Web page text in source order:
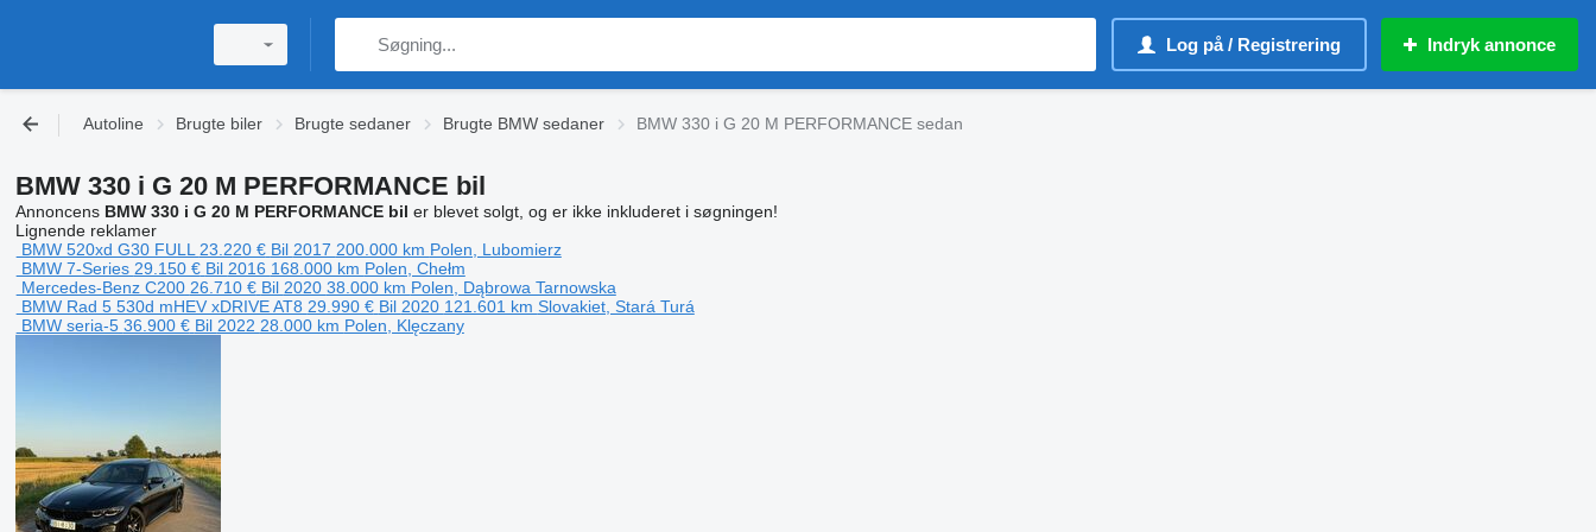
Log på / Registrering Indryk annonce
Autoline Brugte biler Brugte sedaner Brugte BMW sedaner BMW 330 i G 20 M PERFORMANCE sedan
BMW 330 i G 20 M PERFORMANCE bil
Annoncens BMW 330 i G 20 M PERFORMANCE bil er blevet solgt, og er ikke inkluderet i søgningen!
Lignende reklamer
BMW 520xd G30 FULL 23.220 € Bil 2017 200.000 km Polen, Lubomierz
BMW 7-Series 29.150 € Bil 2016 168.000 km Polen, Chełm
Mercedes-Benz C200 26.710 € Bil 2020 38.000 km Polen, Dąbrowa Tarnowska
BMW Rad 5 530d mHEV xDRIVE AT8 29.990 € Bil 2020 121.601 km Slovakiet, Stará Turá
BMW seria-5 36.900 € Bil 2022 28.000 km Polen, Klęczany